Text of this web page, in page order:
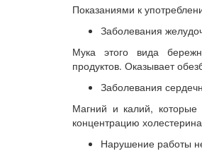
Показаниями к
Заболевания
Мука этого вида
продуктов. Оказывает
Заболевания
Магний и калий, которые
концентрацию
Нарушение работы